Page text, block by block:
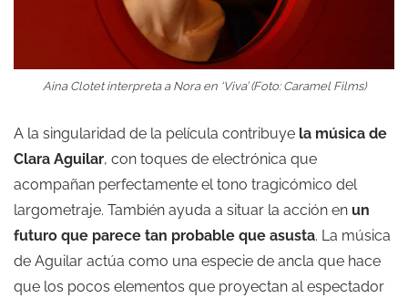
Aina Clotet interpreta a Nora en ‘Viva’ (Foto: Caramel Films)
A la singularidad de la película contribuye la música de
Clara Aguilar, con toques de electrónica que
acompañan perfectamente el tono tragicómico del
largometraje. También ayuda a situar la acción en un
futuro que parece tan probable que asusta. La música
de Aguilar actúa como una especie de ancla que hace
que los pocos elementos que proyectan al espectador